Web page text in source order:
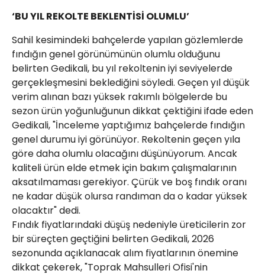
‘BU YIL REKOLTE BEKLENTİSİ OLUMLU’
Sahil kesimindeki bahçelerde yapılan gözlemlerde
fındığın genel görünümünün olumlu olduğunu
belirten Gedikali, bu yıl rekoltenin iyi seviyelerde
gerçekleşmesini beklediğini söyledi. Geçen yıl düşük
verim alınan bazı yüksek rakımlı bölgelerde bu
sezon ürün yoğunluğunun dikkat çektiğini ifade eden
Gedikali, "İnceleme yaptığımız bahçelerde fındığın
genel durumu iyi görünüyor. Rekoltenin geçen yıla
göre daha olumlu olacağını düşünüyorum. Ancak
kaliteli ürün elde etmek için bakım çalışmalarının
aksatılmaması gerekiyor. Çürük ve boş fındık oranı
ne kadar düşük olursa randıman da o kadar yüksek
olacaktır" dedi.
Fındık fiyatlarındaki düşüş nedeniyle üreticilerin zor
bir süreçten geçtiğini belirten Gedikali, 2026
sezonunda açıklanacak alım fiyatlarının önemine
dikkat çekerek, "Toprak Mahsulleri Ofisi'nin